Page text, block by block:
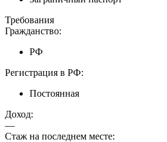
Требования
Гражданство:
РФ
Регистрация в РФ:
Постоянная
Доход:
—
Стаж на последнем месте: